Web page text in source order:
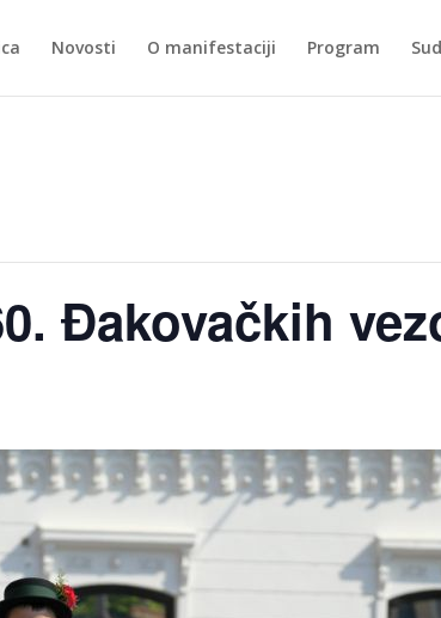
Novosti O manifestaciji Program
Đakovačkih